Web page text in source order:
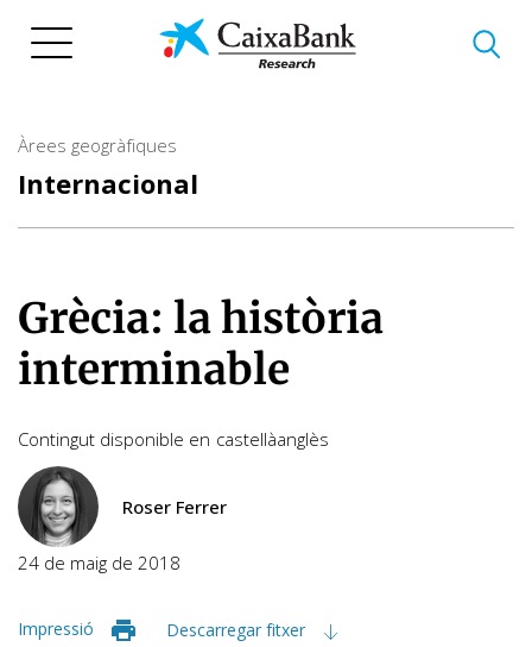
Àrees geogràfiques
Internacional
Grècia: la història
interminable
Contingut disponible en castellàanglès
Roser Ferrer
24 de maig de 2018
Impressió Descarregar fitxer